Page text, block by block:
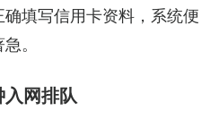
填写信用卡资料，系统便
。
网排队